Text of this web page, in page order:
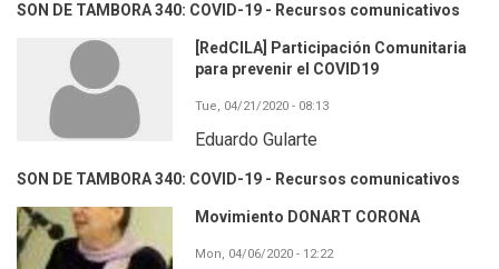
SON DE TAMBORA 340: COVID-19 - Recursos comunicativos
[RedCILA] Participación Comunitaria
para prevenir el COVID19
Tue, 04/21/2020 - 08:13
Eduardo Gularte
SON DE TAMBORA 340: COVID-19 - Recursos comunicativos
Movimiento DONART CORONA
Mon, 04/06/2020 - 12:22